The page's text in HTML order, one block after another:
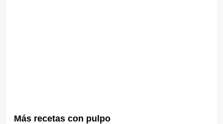
Más recetas con pulpo